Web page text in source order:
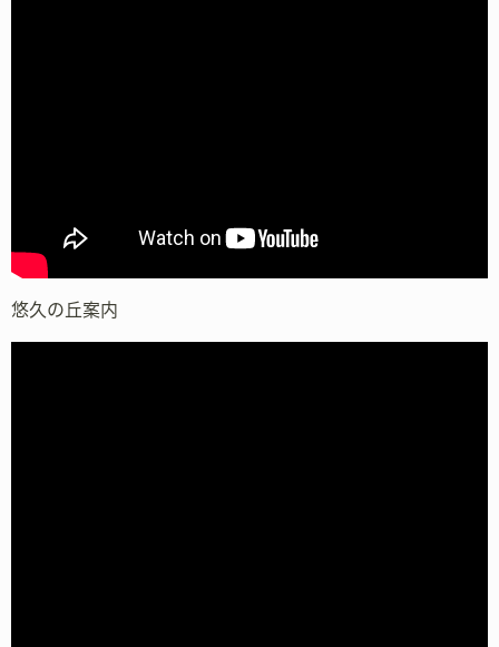
悠久の丘案内